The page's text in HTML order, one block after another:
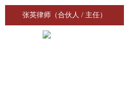
张英律师（合伙人 / 主任）